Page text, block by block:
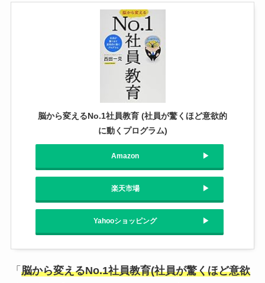
脳から変えるNo.1社員教育 (社員が驚くほど意欲的
に動くプログラム)
Amazon
楽天市場
Yahooショッピング
「 脳から変えるNo.1社員教育(社員が驚くほど意欲